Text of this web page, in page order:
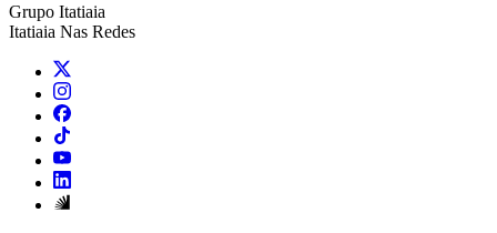
Grupo Itatiaia
Itatiaia Nas Redes